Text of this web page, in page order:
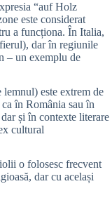
“auf Holz
este considerat
a funcționa. În Italia,
dar în regiunile
– un exemplu de
este extrem de
în România sau în
și în contexte literare
cultural
o folosesc frecvent
dar cu același